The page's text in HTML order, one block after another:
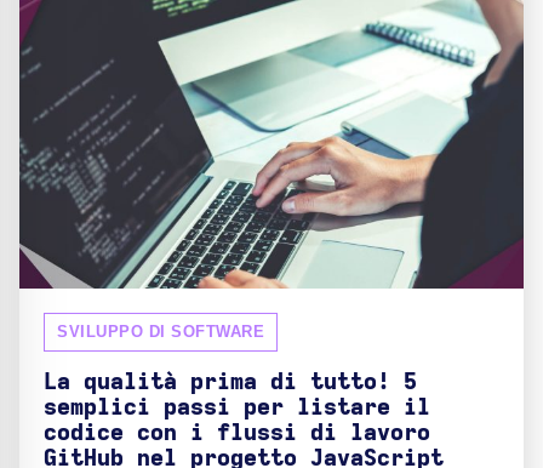
SVILUPPO DI SOFTWARE
La qualità prima di tutto! 5
semplici passi per listare il
codice con i flussi di lavoro
GitHub nel progetto JavaScript